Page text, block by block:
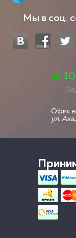
Мы в соц.
Офис
ул.